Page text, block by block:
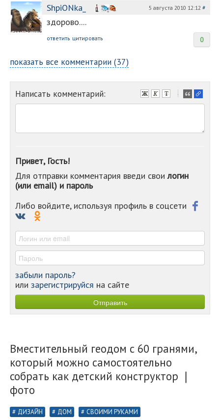
ShpiONka_ 5 августа 2010 12:12 #
здорово....
0
ответить цитировать
показать все комментарии (37)
Написать комментарий:
-
-
-
-
-
Привет, Гость!
Для отправки комментария введи своилогин
(или email) и пароль
Либо войдите, используя профиль в соцсети
забыли пароль?
или зарегистрируйся на сайте
Вместительный геодом с 60 гранями,
который можно самостоятельно
собрать как детский конструктор ❘
фото
ДИЗАЙН ДОМ СВОИМИ РУКАМИ